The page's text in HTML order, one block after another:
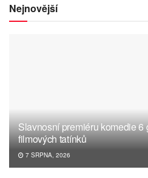
Nejnovější
Slavnosní premiéru komedie 6
filmových tatínků
7 SRPNA, 2026